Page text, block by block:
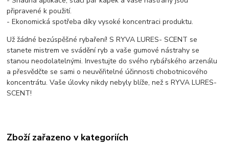
připravené k použití.
- Ekonomická spotřeba díky vysoké koncentraci produktu.
Už žádné bezúspěšné rybaření! S RYVA LURES- SCENT se
stanete mistrem ve svádění ryb a vaše gumové nástrahy se
stanou neodolatelnými. Investujte do svého rybářského arzenálu
a přesvědčte se sami o neuvěřitelné účinnosti chobotnicového
koncentrátu. Vaše úlovky nikdy nebyly blíže, než s RYVA LURES-
SCENT!
Zboží zařazeno v kategoriích